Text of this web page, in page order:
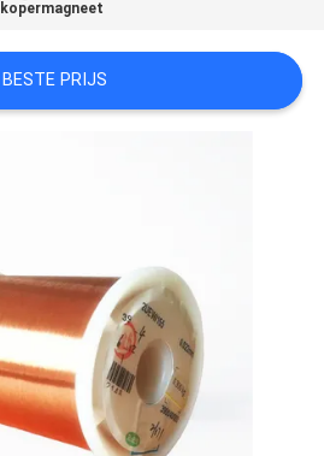
kopermagneet
BESTE PRIJS